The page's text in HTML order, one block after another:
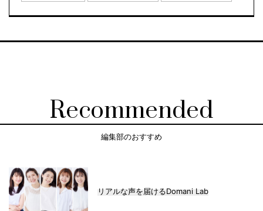
Recommended
編集部のおすすめ
リアルな声を届けるDomani Lab